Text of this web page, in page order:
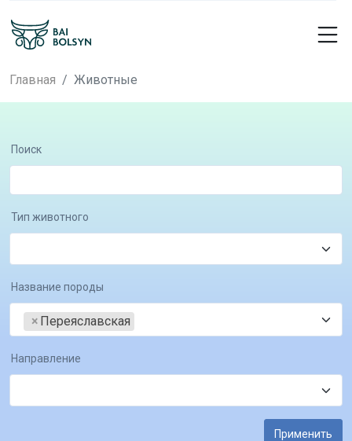
Главная Животные
Поиск
Тип животного
Название породы
× Переяславская
Направление
Применить